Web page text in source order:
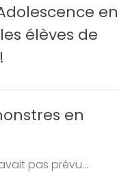
en
élèves de
en
pas prévu...